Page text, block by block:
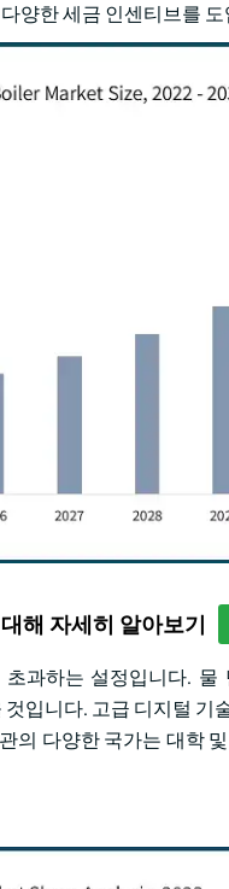
양한 세금 인센티브를
해 자세히 알아보기
초과하는 설정입니다.
입니다. 고급 디지털
의 다양한 국가는 대학